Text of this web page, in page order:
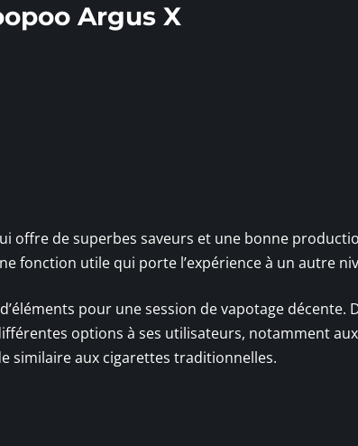
Argus X
offre de superbes saveurs et une bonne
fonction utile qui porte l’expérience à un autre
pour une session de vapotage décente.
options à ses utilisateurs, notamment aux
similaire aux cigarettes traditionnelles.